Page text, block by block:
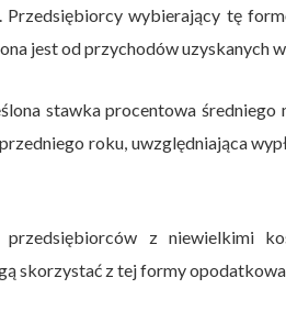
wybierający tę
jest od przychodów uzyskanych
stawka procentowa średniego
roku, uwzględniająca
z niewielkimi
skorzystać z tej formy